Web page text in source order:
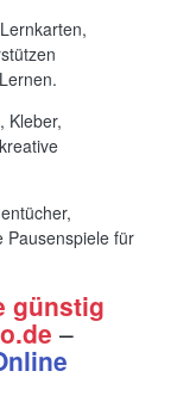
Kleber,
Pausenspiele für
günstig
–